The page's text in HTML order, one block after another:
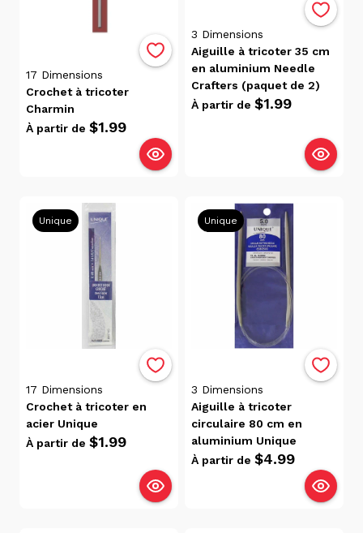
Pertinence
Alphabétique,
de A à Z
Alphabétique,
élevé
Prix:
élevé
faible
Date, de
la plus
ancienne
Date, de
la plus
récente
à la plus
17 Dimensions
Crochet à tricoter
Charmin
À partir de $1.99
3 Dimensions
Aiguille à tricoter 35 cm
en aluminium Needle
Crafters (paquet de 2)
À partir de $1.99
Unique
17 Dimensions
Crochet à tricoter en
acier Unique
À partir de $1.99
Unique
3 Dimensions
Aiguille à tricoter
circulaire 80 cm en
aluminium Unique
À partir de $4.99